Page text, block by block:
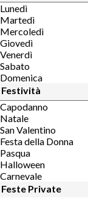
Lunedì
Martedì
Mercoledì
Giovedì
Venerdì
Sabato
Domenica
Festività
Capodanno
Natale
San Valentino
Festa della Donna
Pasqua
Halloween
Carnevale
Feste Private